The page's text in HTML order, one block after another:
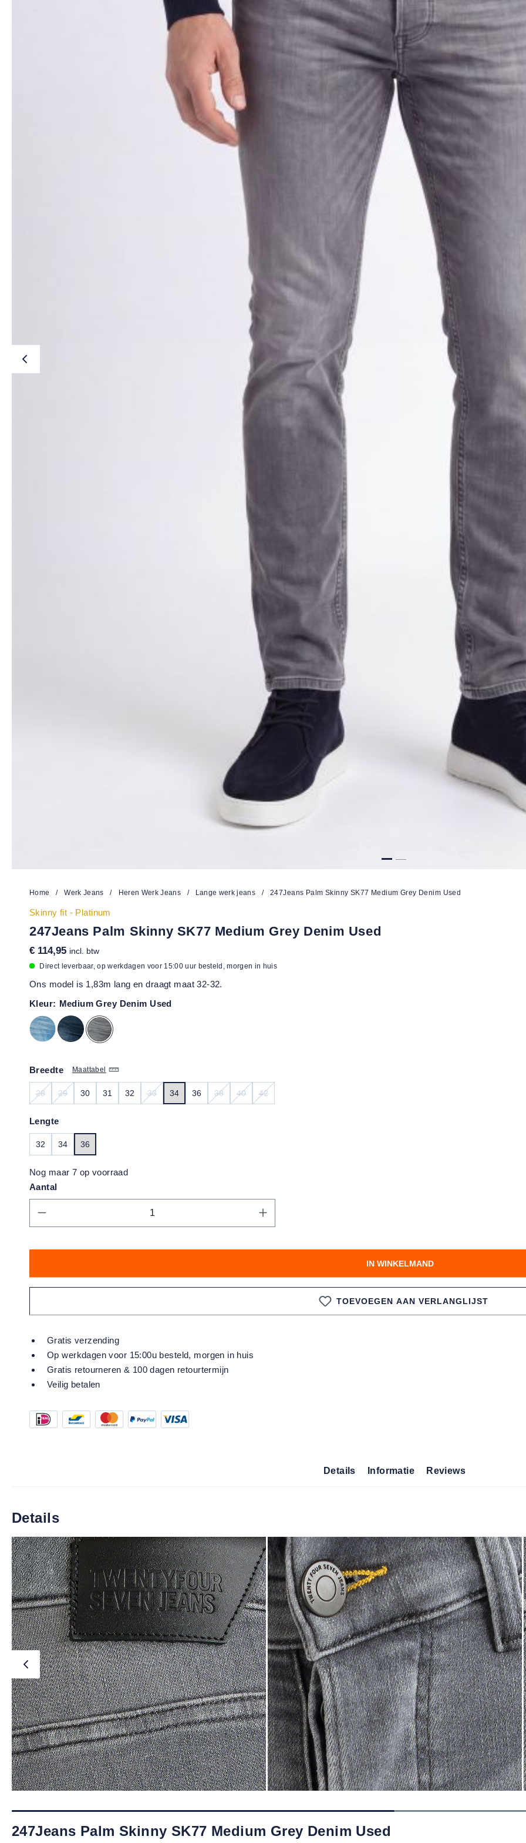
Home / Werk Jeans / Heren Werk Jeans / Lange werk jeans / 247Jeans Palm Skinny SK77 Medium Grey Denim Used
Skinny fit - Platinum
247Jeans Palm Skinny SK77 Medium Grey Denim Used
€ 114,95 incl. btw
Direct leverbaar, op werkdagen voor 15:00 uur besteld, morgen in huis
Ons model is 1,83m lang en draagt maat 32-32.
Kleur: Medium Grey Denim Used
Maattabel
Breedte
28
(DEZE OPTIE IS MOMENTEEL NIET BESCHIKBAAR.)
29
(DEZE OPTIE IS MOMENTEEL NIET BESCHIKBAAR.)
30 31 32 33
(DEZE OPTIE IS MOMENTEEL NIET BESCHIKBAAR.)
34 36 38
(DEZE OPTIE IS MOMENTEEL NIET BESCHIKBAAR.)
40
(DEZE OPTIE IS MOMENTEEL NIET BESCHIKBAAR.)
42
Lengte
32 34 36
Nog maar 7 op voorraad
Aantal
Producthoeveelheid: Voer de gewenste hoeveelheid in of gebruik de
IN WINKELMAND
TOEVOEGEN AAN VERLANGLIJST
Gratis verzending
Op werkdagen voor 15:00u besteld, morgen in huis
Gratis retourneren & 100 dagen retourtermijn
Veilig betalen
Details Informatie Reviews
Details
247Jeans Palm Skinny SK77 Medium Grey Denim Used